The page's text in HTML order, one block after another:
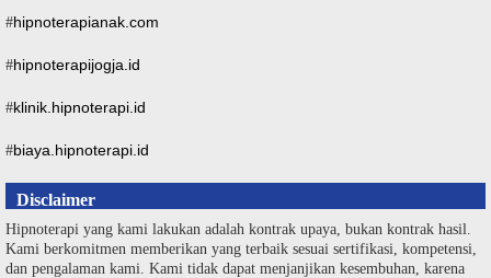
#hipnoterapianak.com
#hipnoterapijogja.id
#klinik.hipnoterapi.id
#biaya.hipnoterapi.id
Disclaimer
Hipnoterapi yang kami lakukan adalah kontrak upaya, bukan kontrak hasil.
Kami berkomitmen memberikan yang terbaik sesuai sertifikasi, kompetensi,
dan pengalaman kami. Kami tidak dapat menjanjikan kesembuhan, karena